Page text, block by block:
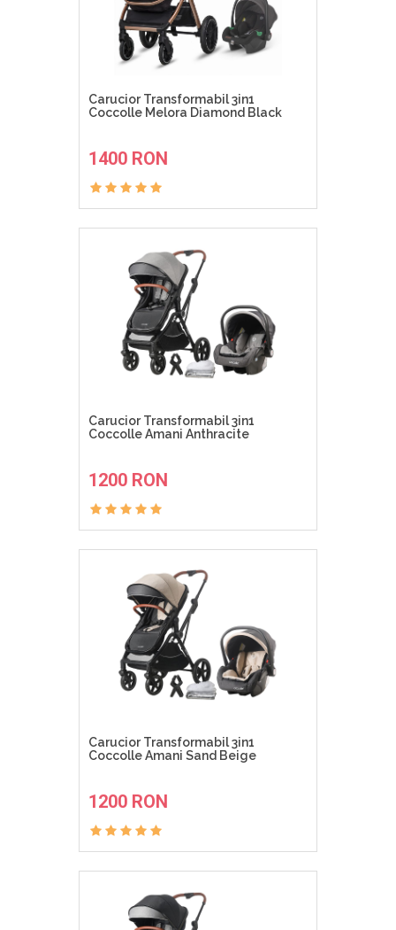
Carucior Transformabil 3in1
Coccolle Melora Diamond Black
1400 RON
Carucior Transformabil 3in1
Coccolle Amani Anthracite
1200 RON
Carucior Transformabil 3in1
Coccolle Amani Sand Beige
1200 RON